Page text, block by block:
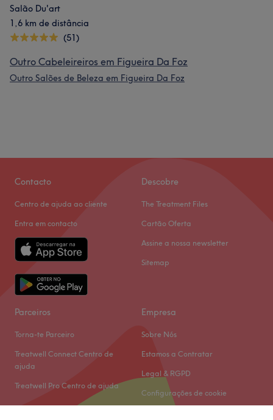
Salão Du'art
1,6 km de distância
(51)
Outro Cabeleireiros em Figueira Da Foz
Outro Salões de Beleza em Figueira Da Foz
Contacto
Centro de ajuda ao cliente
Entra em contacto
Descobre
The Treatment Files
Cartão Oferta
Assine a nossa newsletter
Sitemap
Parceiros
Torna-te Parceiro
Treatwell Connect Centro de
ajuda
Treatwell Pro Centro de ajuda
Empresa
Sobre Nós
Estamos a Contratar
Legal & RGPD
Configurações de cookie